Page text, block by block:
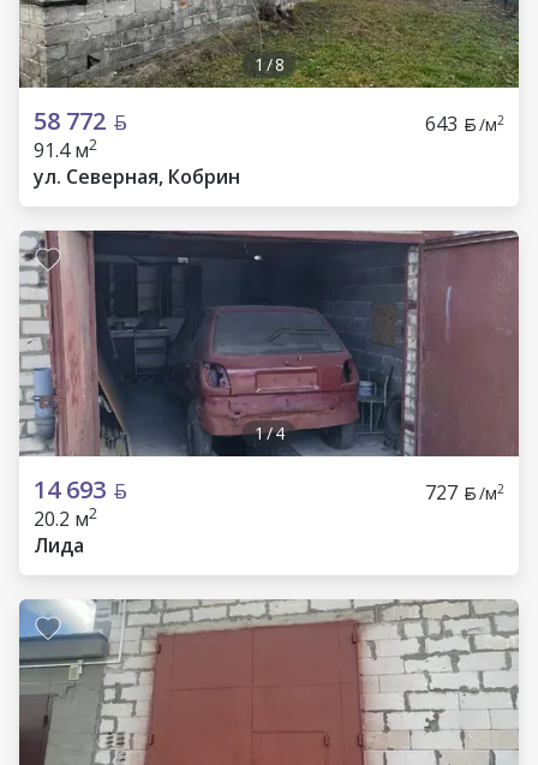
1 /8
58 772 643 /м2
91.4 м2
ул. Северная, Кобрин
1/4
14 693 727 /м2
20.2 м2
Лида